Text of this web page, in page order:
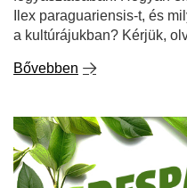
Ilex paraguariensis-t, és
a kultúrájukban? Kérjük,
Bővebben